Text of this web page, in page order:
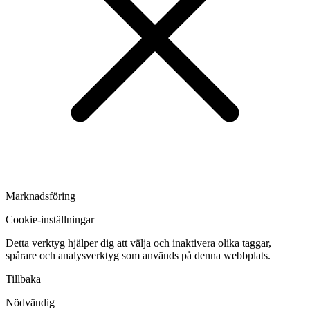
Marknadsföring
Cookie-inställningar
Detta verktyg hjälper dig att välja och inaktivera olika taggar,
spårare och analysverktyg som används på denna webbplats.
Tillbaka
Nödvändig